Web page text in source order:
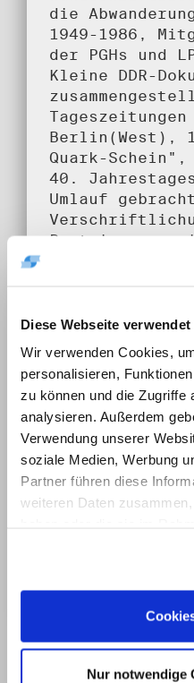
Diese Webseite
Wir verwenden Cookies,
personalisieren,
zu können und die Zugriffe
analysieren. Außerdem
Verwendung unserer
soziale Medien, Werbung
Partner führen diese
weiteren Daten
Nur notwendige
die
1949-1986,
der PGHs und
Kleine DDR-
Tageszeitungen
Berlin(West),
Quark-
40.
Umlauf
in der
1 Bd.
5. Unterlagen
1989
Provenienz:
Weißhuhn,
Zurück zur